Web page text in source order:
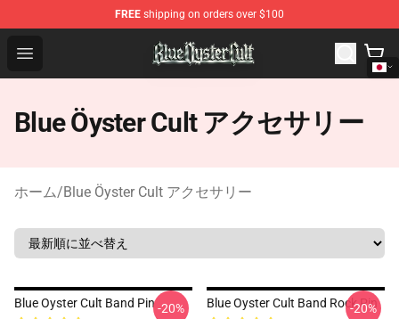
FREE shipping on orders over $100
Open menu
Blue Öyster Cult Store - Official Blue Öyster Cult
Blue Öyster Cult アクセサリー
ホーム/Blue Öyster Cult アクセサリー
Blue Oyster Cult Band Pin-20% Blue Oyster Cult Band Rock Pin
-20%